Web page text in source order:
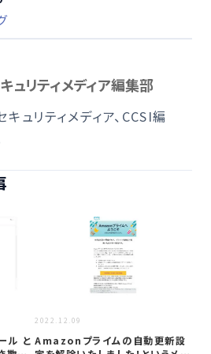
ュリティメディア編集部
ュリティメディア、CCSI編
ル と
2022.12.09
Amazonプライムの自動更新設